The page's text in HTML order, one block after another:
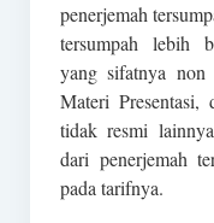
penerjemah
tersumpah lebih
yang sifatnya
Materi
tidak resmi
dari penerjemah
pada tarifnya.